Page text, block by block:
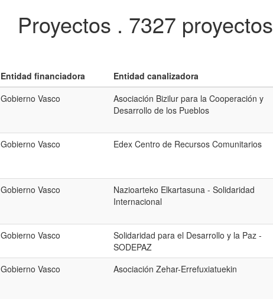
Proyectos . 7327 proyectos
Entidad financiadora Entidad canalizadora
Gobierno Vasco
Asociación Bizilur para la Cooperación y
Desarrollo de los Pueblos
Gobierno Vasco Edex Centro de Recursos Comunitarios
Gobierno Vasco
Nazioarteko Elkartasuna - Solidaridad
Internacional
Gobierno Vasco
Solidaridad para el Desarrollo y la Paz -
SODEPAZ
Gobierno Vasco Asociación Zehar-Errefuxiatuekin